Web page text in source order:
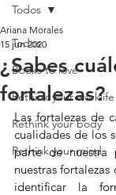
Todos
Books to love
Rethink your worklife
Rethink your body
Rethink your mind
Todos
¿Sabes
fortalezas?
Ariana Morales
15 jun 2020
Las fortalezas de
cualidades de los
parte de nuestra
nuestras
identificar la